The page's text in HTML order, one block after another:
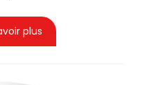
plus